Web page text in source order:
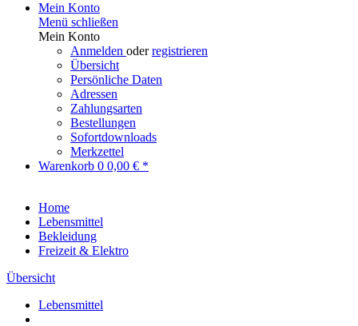
Mein Konto
Menü schließen
Mein Konto
Anmelden oderregistrieren
Übersicht
Persönliche Daten
Adressen
Zahlungsarten
Bestellungen
Sofortdownloads
Merkzettel
Warenkorb 0 0,00 € *
Home
Lebensmittel
Bekleidung
Freizeit & Elektro
Übersicht
Lebensmittel